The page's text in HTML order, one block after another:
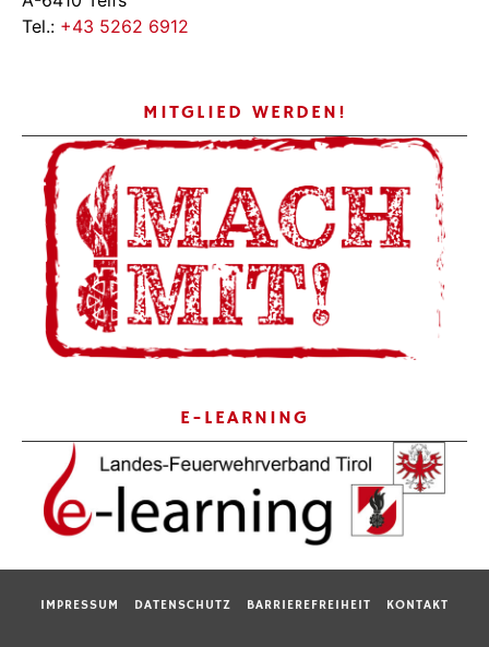
Tel.: +43 5262 6912
MITGLIED WERDEN!
E-LEARNING
IMPRESSUM DATENSCHUTZ BARRIEREFREIHEIT KONTAKT